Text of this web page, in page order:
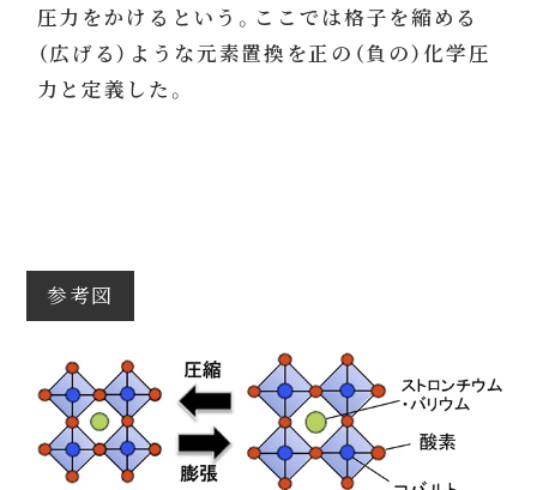
圧力をかけるという。ここでは格子を縮める
（広げる）ような元素置換を正の（負の）化学圧
力と定義した。
参考図